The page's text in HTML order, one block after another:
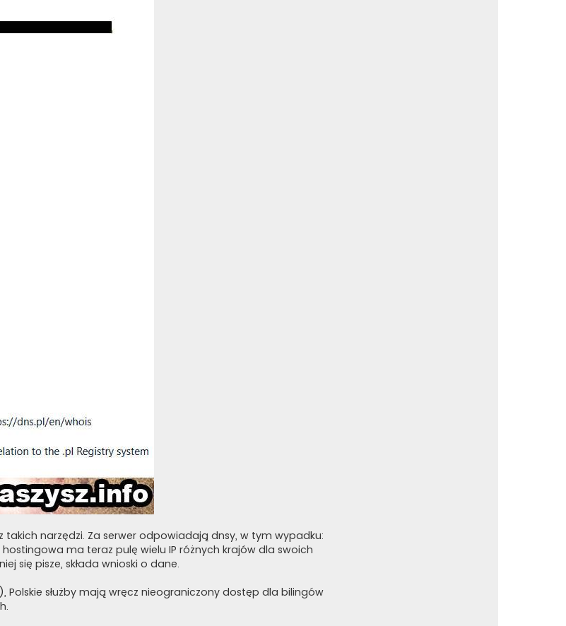
narzędzi. Za serwer odpowiadają dnsy, w tym wypadku:
ma teraz pulę wielu IP różnych krajów dla swoich
się pisze, składa wnioski o dane.
służby mają wręcz nieograniczony dostęp dla bilingów